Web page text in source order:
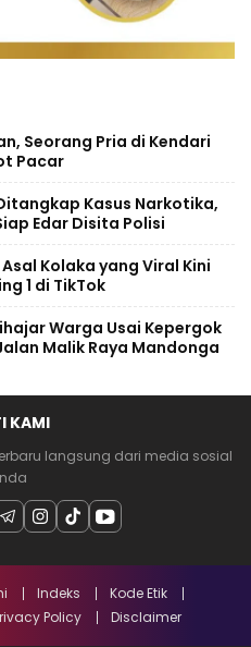
Seorang Pria di Kendari
Pacar
Kasus Narkotika,
Edar Disita Polisi
Kolaka yang Viral Kini
1 di TikTok
Warga Usai Kepergok
Malik Raya Mandonga
KAMI
langsung dari media sosial
Indeks
Kode Etik
Policy Disclaimer